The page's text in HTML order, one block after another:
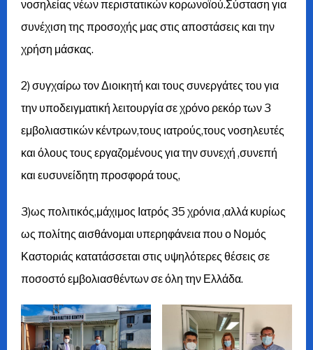
νοσηλείας νέων περιστατικών κορωνοϊού.Σύσταση για
συνέχιση της προσοχής μας στις αποστάσεις και την
χρήση μάσκας.
2) συγχαίρω τον Διοικητή και τους συνεργάτες του για
την υποδειγματική λειτουργία σε χρόνο ρεκόρ των 3
εμβολιαστικών κέντρων,τους ιατρούς,τους νοσηλευτές
και όλους τους εργαζομένους για την συνεχή ,συνεπή
και ευσυνείδητη προσφορά τους,
3)ως πολιτικός,μάχιμος Ιατρός 35 χρόνια ,αλλά κυρίως
ως πολίτης αισθάνομαι υπερηφάνεια που ο Νομός
Καστοριάς κατατάσσεται στις υψηλότερες θέσεις σε
ποσοστό εμβολιασθέντων σε όλη την Ελλάδα.